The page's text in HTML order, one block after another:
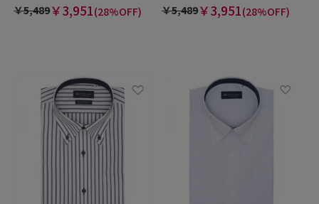
￥5,489￥3,951(28%OFF)
￥5,489￥3,951(28%OFF)